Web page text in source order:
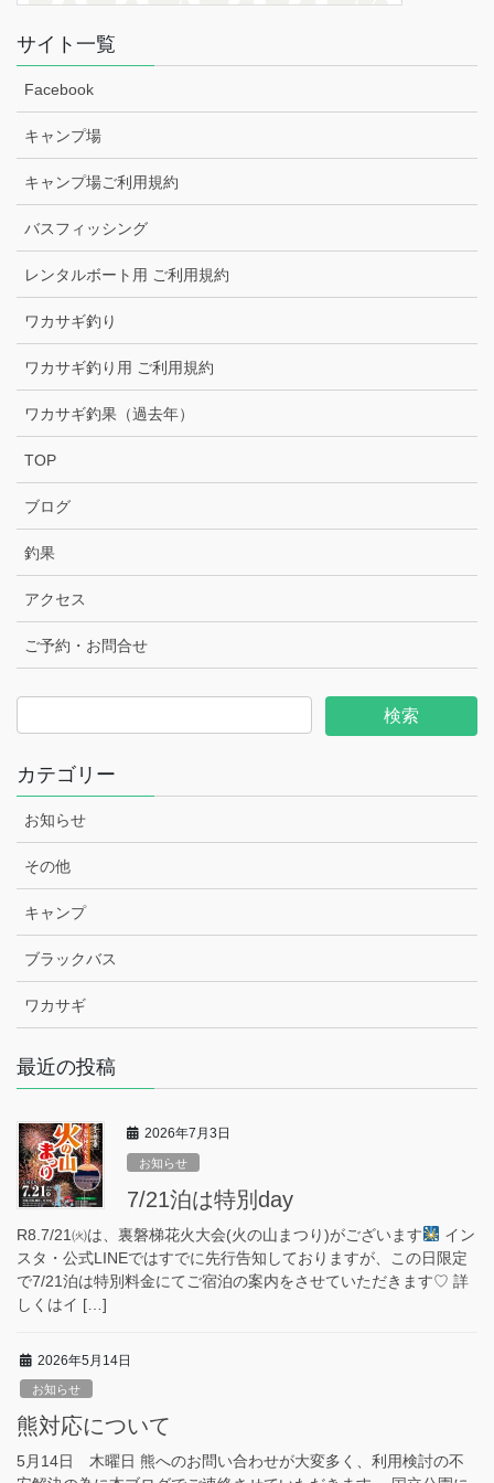
サイト一覧
Facebook
キャンプ場
キャンプ場ご利用規約
バスフィッシング
レンタルボート用 ご利用規約
ワカサギ釣り
ワカサギ釣り用 ご利用規約
ワカサギ釣果（過去年）
TOP
ブログ
釣果
アクセス
ご予約・お問合せ
カテゴリー
お知らせ
その他
キャンプ
ブラックバス
ワカサギ
最近の投稿
2026年7月3日
お知らせ
7/21泊は特別day
R8.7/21㈫は、裏磐梯花火大会(火の山まつり)がございます
イン
スタ・公式LINEではすでに先行告知しておりますが、この日限定
で7/21泊は特別料金にてご宿泊の案内をさせていただきます♡ 詳
しくはイ […]
2026年5月14日
お知らせ
熊対応について
5月14日 木曜日 熊へのお問い合わせが大変多く、利用検討の不